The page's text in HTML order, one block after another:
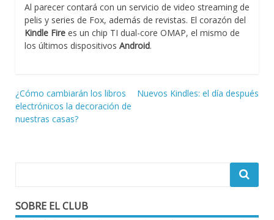
Al parecer contará con un servicio de video streaming de
pelis y series de Fox, además de revistas. El corazón del
Kindle Fire es un chip TI dual-core OMAP, el mismo de
los últimos dispositivos Android.
Navegación
de
¿Cómo cambiarán los libros
electrónicos la decoración de
nuestras casas?
Nuevos Kindles: el día después
SOBRE EL CLUB